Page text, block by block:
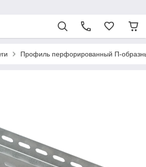
Профиль перфорированный П-